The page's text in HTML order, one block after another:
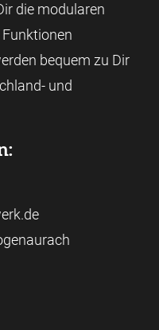
die modularen
bequem zu Dir
und